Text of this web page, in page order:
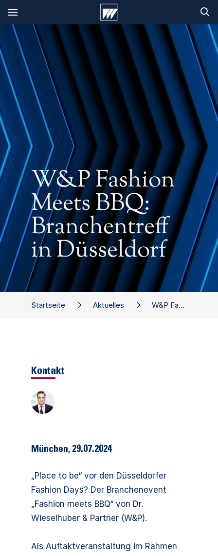
München, 29.07.2024
„Place to be“ vor den Düsseldorfer
Fashion Days? Der Branchenevent
„Fashion meets BBQ“ von Dr.
Wieselhuber & Partner (W&P).
Als Auftaktveranstaltung im Rahmen
Startseite Aktuelles W&P Fashion Meets BBQ: Branchentreff in Düsseldorf
Kontakt
W&P Fashion
Meets BBQ:
Branchentreff
in Düsseldorf